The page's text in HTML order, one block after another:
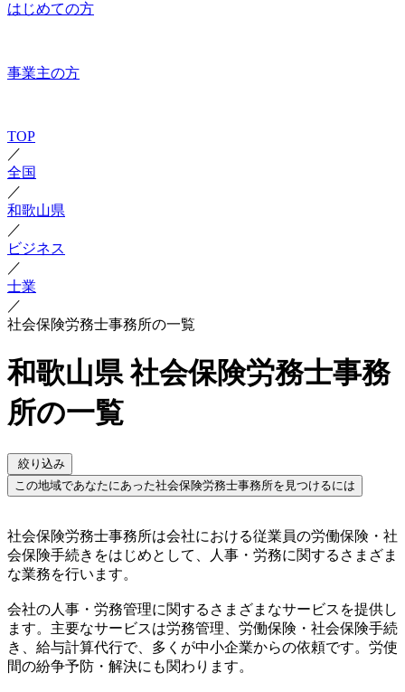
はじめての方
事業主の方
TOP
／
全国
／
和歌山県
／
ビジネス
／
士業
／
社会保険労務士事務所の一覧
和歌山県 社会保険労務士事務
所の一覧
絞り込み
この地域であなたにあった社会保険労務士事務所を見つけるには
社会保険労務士事務所は会社における従業員の労働保険・社
会保険手続きをはじめとして、人事・労務に関するさまざま
な業務を行います。
会社の人事・労務管理に関するさまざまなサービスを提供し
ます。主要なサービスは労務管理、労働保険・社会保険手続
き、給与計算代行で、多くが中小企業からの依頼です。労使
間の紛争予防・解決にも関わります。